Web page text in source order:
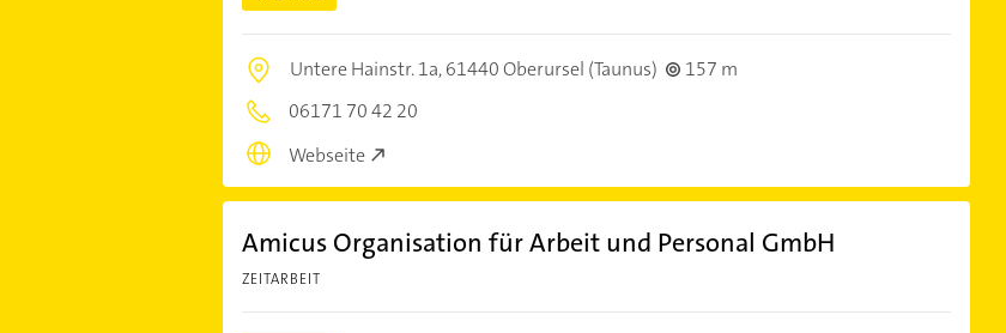
Untere Hainstr. 1a,61440 Oberursel (Taunus)
157 m
06171 70 42 20
Webseite
Amicus Organisation für Arbeit und Personal GmbH
ZEITARBEIT